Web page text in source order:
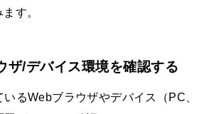
す。
ザ/デバイス環境を確認する
るWebブラウザやデバイス（PC、